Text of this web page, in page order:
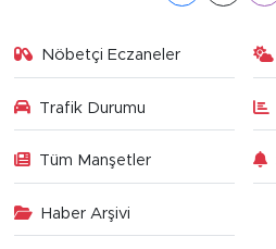
Nöbetçi Eczaneler
Trafik Durumu
Tüm Manşetler
Haber Arşivi